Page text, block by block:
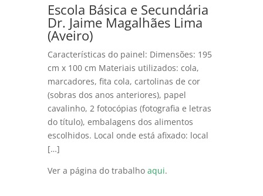
Escola Básica e Secundária
Dr. Jaime Magalhães Lima
(Aveiro)
Características do painel: Dimensões: 195
cm x 100 cm Materiais utilizados: cola,
marcadores, fita cola, cartolinas de cor
(sobras dos anos anteriores), papel
cavalinho, 2 fotocópias (fotografia e letras
do título), embalagens dos alimentos
escolhidos. Local onde está afixado: local
[…]
Ver a página do trabalho aqui.